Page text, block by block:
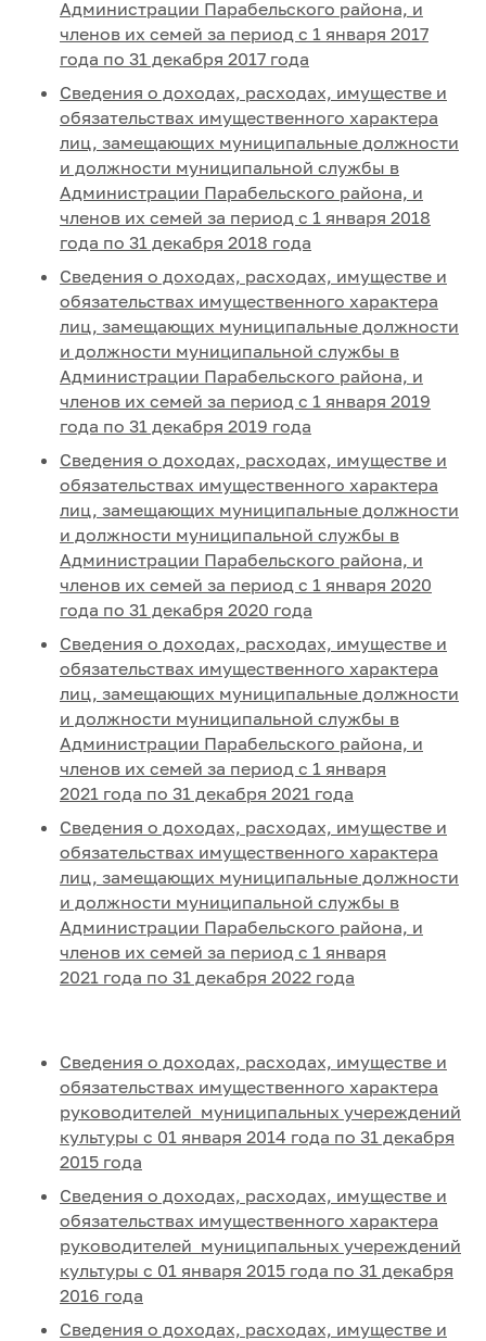
Администрации Парабельского района, и
членов их семей за период с 1 января 2017
года по 31 декабря 2017 года
Сведения о доходах, расходах, имуществе и
обязательствах имущественного характера
лиц, замещающих муниципальные должности
и должности муниципальной службы в
Администрации Парабельского района, и
членов их семей за период с 1 января 2018
года по 31 декабря 2018 года
Сведения о доходах, расходах, имуществе и
обязательствах имущественного характера
лиц, замещающих муниципальные должности
и должности муниципальной службы в
Администрации Парабельского района, и
членов их семей за период с 1 января 2019
года по 31 декабря 2019 года
Сведения о доходах, расходах, имуществе и
обязательствах имущественного характера
лиц, замещающих муниципальные должности
и должности муниципальной службы в
Администрации Парабельского района, и
членов их семей за период с 1 января 2020
года по 31 декабря 2020 года
Сведения о доходах, расходах, имуществе и
обязательствах имущественного характера
лиц, замещающих муниципальные должности
и должности муниципальной службы в
Администрации Парабельского района, и
членов их семей за период с 1 января
2021 года по 31 декабря 2021 года
Сведения о доходах, расходах, имуществе и
обязательствах имущественного характера
лиц, замещающих муниципальные должности
и должности муниципальной службы в
Администрации Парабельского района, и
членов их семей за период с 1 января
2021 года по 31 декабря 2022 года
Сведения о доходах, расходах, имуществе и
обязательствах имущественного характера
руководителей муниципальных учереждений
культуры с 01 января 2014 года по 31 декабря
2015 года
Сведения о доходах, расходах, имуществе и
обязательствах имущественного характера
руководителей муниципальных учереждений
культуры с 01 января 2015 года по 31 декабря
2016 года
Сведения о доходах, расходах, имуществе и